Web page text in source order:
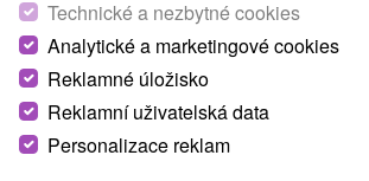
Technické a nezbytné cookies
Analytické a marketingové cookies
Reklamné úložisko
Reklamní uživatelská data
Personalizace reklam